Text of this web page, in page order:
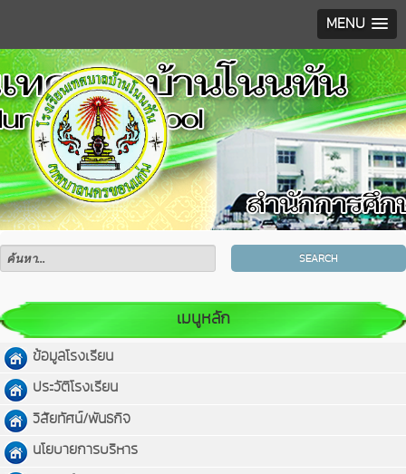
MENU
SEARCH
เมนูหลัก
ข้อมูลโรงเรียน
ประวัติโรงเรียน
วิสัยทัศน์/พันธกิจ
นโยบายการบริหาร